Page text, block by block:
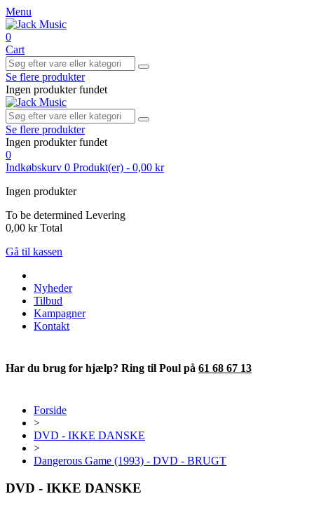
Menu
0
Cart
Se flere produkter
Ingen produkter fundet
Se flere produkter
Ingen produkter fundet
0
Indkøbskurv 0 Produkt(er) - 0,00 kr
Ingen produkter
To be determined Levering
0,00 kr Total
Gå til kassen
Nyheder
Tilbud
Kampagner
Kontakt
Har du brug for hjælp? Ring til Poul på 61 68 67 13
Forside
>
DVD - IKKE DANSKE
>
Dangerous Game (1993) - DVD - BRUGT
DVD - IKKE DANSKE